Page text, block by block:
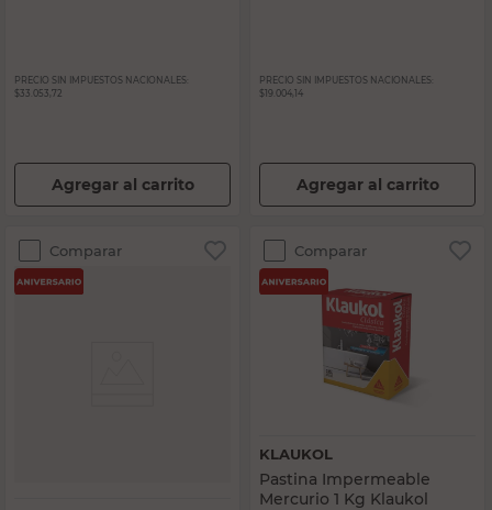
PRECIO SIN IMPUESTOS NACIONALES:
$33.053,72
Agregar al carrito
PRECIO SIN IMPUESTOS NACIONALES:
$19.004,14
Agregar al carrito
Comparar Comparar
KLAUKOL
Pastina Impermeable
Mercurio 1 Kg Klaukol